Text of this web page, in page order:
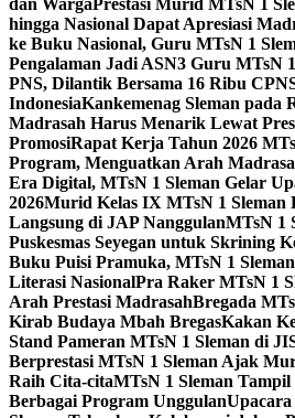
dan WargaPrestasi Murid MTsN 1
hingga Nasional Dapat Apresiasi
ke Buku Nasional, Guru MTsN 1
Pengalaman Jadi ASN3 Guru MTsN
PNS, Dilantik Bersama 16 Ribu
IndonesiaKankemenag Sleman pada
Madrasah Harus Menarik Lewat
PromosiRapat Kerja Tahun 2026
Program, Menguatkan Arah
Era Digital, MTsN 1 Sleman Gelar
2026Murid Kelas IX MTsN 1 Sleman
Langsung di JAP NanggulanMTsN 1
Puskesmas Seyegan untuk Skrining
Buku Puisi Pramuka, MTsN 1
Literasi NasionalPra Raker MTsN 1
Arah Prestasi MadrasahBregada
Kirab Budaya Mbah BregasKakan
Stand Pameran MTsN 1 Sleman di
Berprestasi MTsN 1 Sleman Ajak
Raih Cita-citaMTsN 1 Sleman Tampil
Berbagai Program Unggulan